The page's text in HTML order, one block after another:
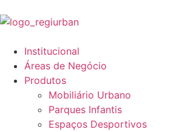
Institucional
Áreas de Negócio
Produtos
Mobiliário Urbano
Parques Infantis
Espaços Desportivos